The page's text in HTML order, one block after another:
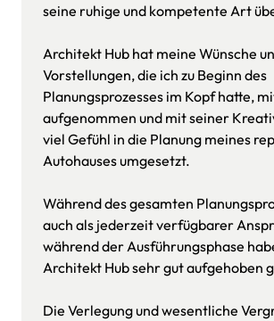
seine ruhige und kompetente Art
Architekt Hub hat meine Wünsche
Vorstellungen, die ich zu Beginn des
Planungsprozesses im Kopf hatte,
aufgenommen und mit seiner
viel Gefühl in die Planung meines
Autohauses umgesetzt.
Während des gesamten
auch als jederzeit verfügbarer
während der Ausführungsphase
Architekt Hub sehr gut aufgehoben
Die Verlegung und wesentliche